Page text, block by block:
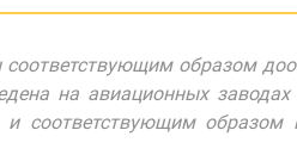
образом
на авиационных
соответствующим образом